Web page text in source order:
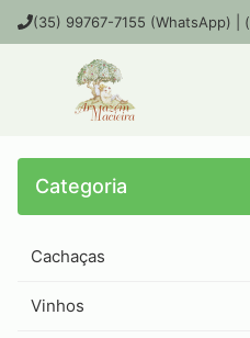
(35) 99767-7155 (WhatsApp) |
Categoria
Cachaças
Vinhos